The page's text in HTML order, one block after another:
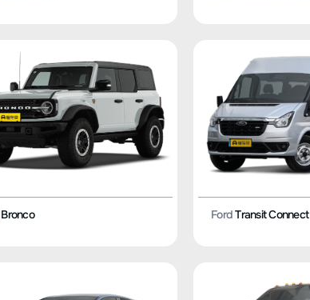
Bronco FordTransit Connect